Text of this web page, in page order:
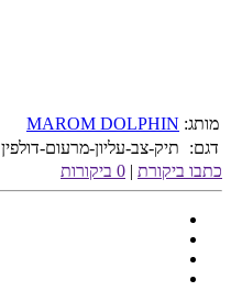
מותג: MAROM DOLPHIN
דגם:
תיק-צב-עליון-מרעום-דולפין
כתבו ביקורת | 0 ביקורות